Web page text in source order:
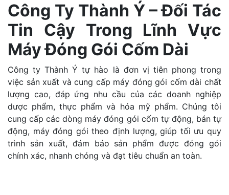
Công Ty Thành Ý – Đối Tác
Tin Cậy Trong Lĩnh Vực
Máy Đóng Gói Cốm Dài
Công ty Thành Ý tự hào là đơn vị tiên phong trong
việc sản xuất và cung cấp máy đóng gói cốm dài chất
lượng cao, đáp ứng nhu cầu của các doanh nghiệp
dược phẩm, thực phẩm và hóa mỹ phẩm. Chúng tôi
cung cấp các dòng máy đóng gói cốm tự động, bán tự
động, máy đóng gói theo định lượng, giúp tối ưu quy
trình sản xuất, đảm bảo sản phẩm được đóng gói
chính xác, nhanh chóng và đạt tiêu chuẩn an toàn.